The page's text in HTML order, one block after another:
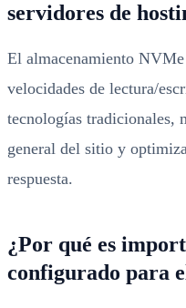
servidores de
El almacenamiento
velocidades de lectura/
tecnologías tradicionales,
general del sitio y
respuesta.
¿Por qué es
configurado para